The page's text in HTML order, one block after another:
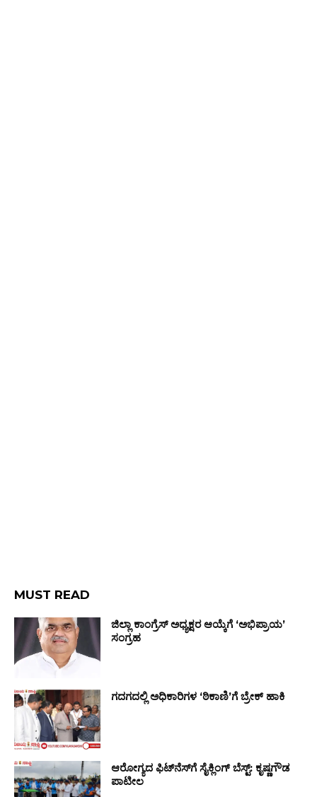
MUST READ
ಜಿಲ್ಲಾ ಕಾಂಗ್ರೆಸ್ ಅಧ್ಯಕ್ಷರ ಆಯ್ಕೆಗೆ ‘ಅಭಿಪ್ರಾಯ’
ಸಂಗ್ರಹ
ಗದಗದಲ್ಲಿ ಅಧಿಕಾರಿಗಳ ‘ಠಿಕಾಣಿ’ಗೆ ಬ್ರೇಕ್ ಹಾಕಿ
ಆರೋಗ್ಯದ ಫಿಟ್‌ನೆಸ್‌ಗೆ ಸೈಕ್ಲಿಂಗ್ ಬೆಸ್ಟ್: ಕೃಷ್ಣಗೌಡ
ಪಾಟೀಲ